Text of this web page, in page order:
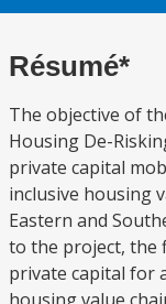
Résumé*
The objective of
Housing De-
private capital
inclusive housing
Eastern and
to the project, the
private capital for